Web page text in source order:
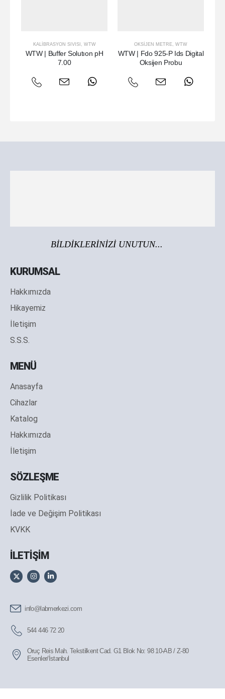
KALIBRASYON SIVISI , WTW
WTW | Buffer Solutıon pH
7.00
OKSIJEN METRE, WTW
WTW | Fdo 925-P Ids Digital
Oksijen Probu
BİLDİKLERİNİZİ UNUTUN...
KURUMSAL
Hakkımızda
Hikayemiz
İletişim
S.S.S.
MENÜ
Anasayfa
Cihazlar
Katalog
Hakkımızda
İletişim
SÖZLEŞME
Gizlilik Politikası
İade ve Değişim Politikası
KVKK
İLETİŞİM
info@labmerkezi.com
544 446 72 20
Oruç Reis Mah. Tekstilkent Cad. G1 Blok No: 98 10-AB / Z-80
Esenler/İstanbul